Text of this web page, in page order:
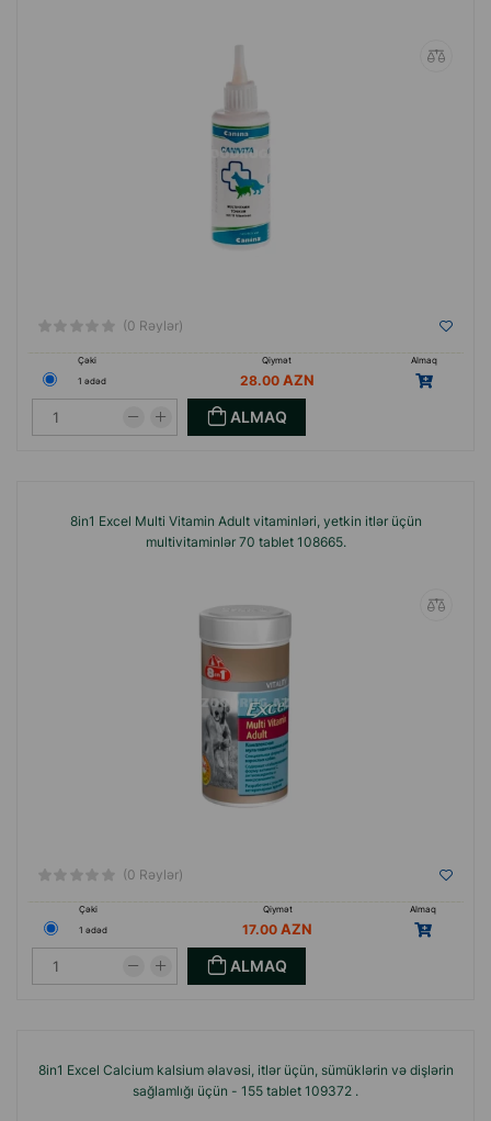
(0 Rəylər)
Çəki Qiymət
Almaq
1 ədəd
28.00
ALMAQ
8in1 Excel Multi Vitamin Adult vitaminləri, yetkin itlər üçün
multivitaminlər 70 tablet 108665.
(0 Rəylər)
Çəki Qiymət
Almaq
1 ədəd
17.00
ALMAQ
8in1 Excel Calcium kalsium əlavəsi, itlər üçün, sümüklərin və dişlərin
sağlamlığı üçün - 155 tablet 109372 .